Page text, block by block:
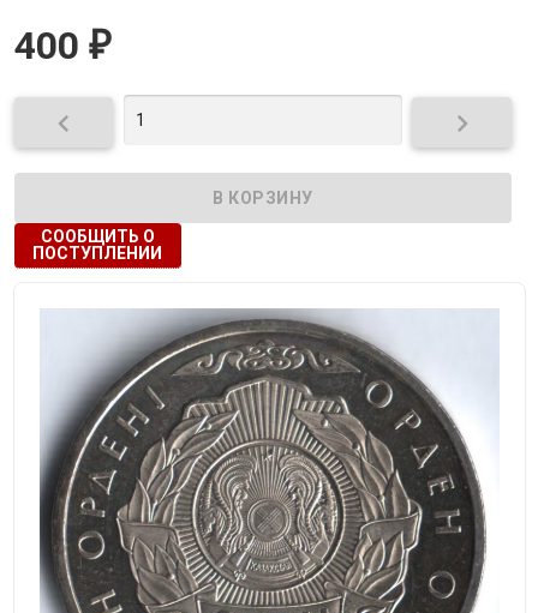
400 ₽
 
СООБЩИТЬ О
ПОСТУПЛЕНИИ